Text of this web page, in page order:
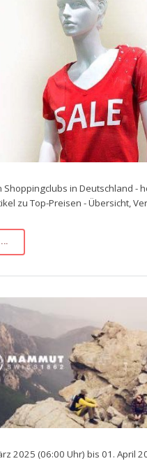
Shoppingclubs in Deutschland -
zu Top-Preisen - Übersicht,
2025 (06:00 Uhr) bis 01. April